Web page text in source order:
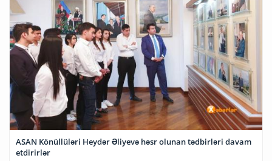
ASAN Könüllüləri Heydər Əliyevə həsr olunan tədbirləri davam
etdirirlər